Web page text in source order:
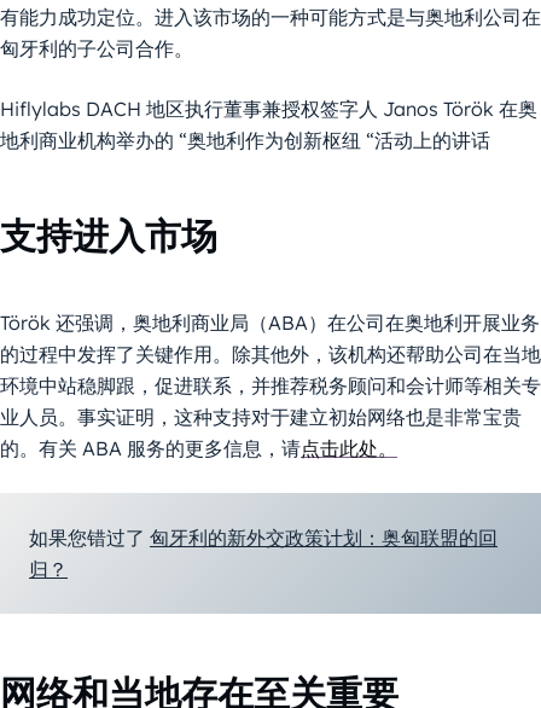
有能力成功定位。进入该市场的一种可能方式是与奥地利公司在
匈牙利的子公司合作。
Hiflylabs DACH 地区执行董事兼授权签字人 Janos Török 在奥
地利商业机构举办的 “奥地利作为创新枢纽 “活动上的讲话
支持进入市场
Török 还强调，奥地利商业局（ABA）在公司在奥地利开展业务
的过程中发挥了关键作用。除其他外，该机构还帮助公司在当地
环境中站稳脚跟，促进联系，并推荐税务顾问和会计师等相关专
业人员。事实证明，这种支持对于建立初始网络也是非常宝贵
的。有关 ABA 服务的更多信息，请点击此处。
如果您错过了 匈牙利的新外交政策计划：奥匈联盟的回
归？
网络和当地存在至关重要